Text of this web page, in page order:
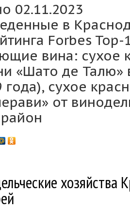
02.11.2023
в
Forbes Top-
вина: сухое
«Шато де Талю»
сухое
от